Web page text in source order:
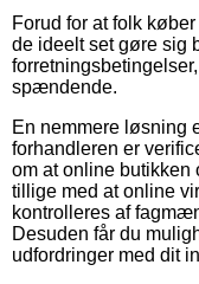
Forud for at folk
de ideelt set gøre sig
spændende.
En nemmere løsning
forhandleren er
om at online butikken
tillige med at online
kontrolleres af
Desuden får du
udfordringer med dit